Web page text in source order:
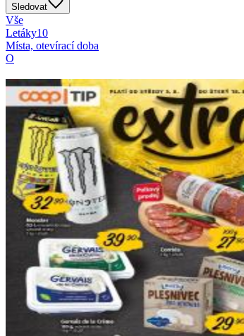
Sledovat
Vše
Letáky10
Místa, otevírací doba
O